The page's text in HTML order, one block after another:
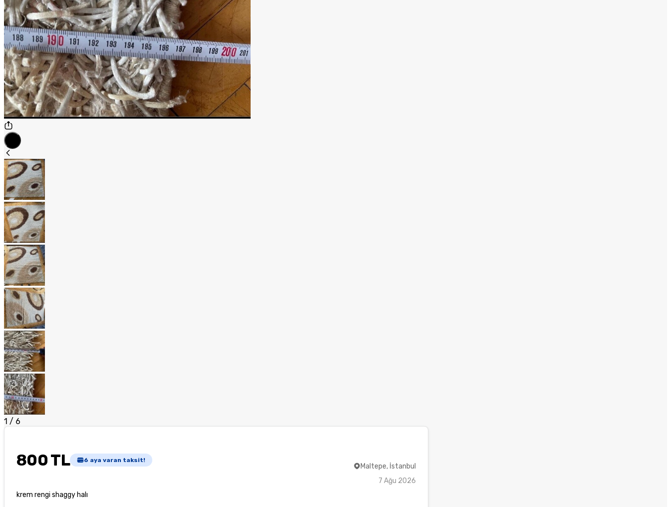
1 / 6
800 TL 6 aya varan taksit!
krem rengi shaggy halı
Maltepe, İstanbul
7 Ağu 2026